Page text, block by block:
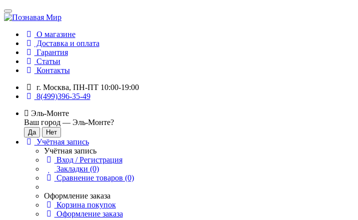
О магазине
Доставка и оплата
Гарантия
Статьи
Контакты
г. Москва, ПН-ПТ 10:00-19:00
8(499)396-35-49
Эль-Монте
Ваш город — Эль-Монте?
Учётная запись
Учётная запись
Вход / Регистрация
Закладки (0)
Сравнение товаров (0)
Оформление заказа
Корзина покупок
Оформление заказа